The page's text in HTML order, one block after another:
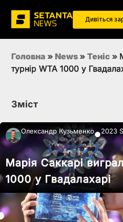
Дивіться
Головна » News » Теніс »
турнір WTA 1000 у
Зміст
Олександр Кузьменко●2023
Марія Саккарі
1000 у Гвадалахарі